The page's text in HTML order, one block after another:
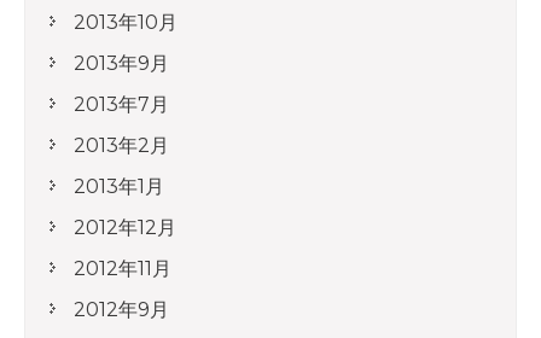
2013年10月
2013年9月
2013年7月
2013年2月
2013年1月
2012年12月
2012年11月
2012年9月